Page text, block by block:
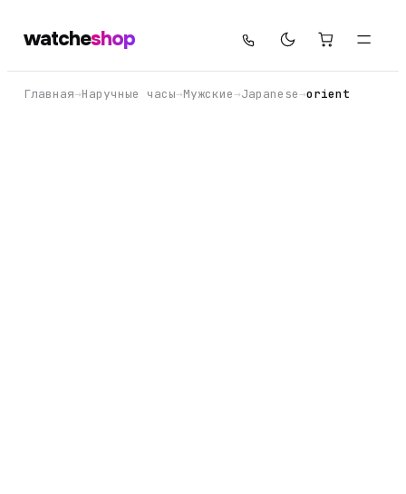
watcheshop
Главная→Наручные часы→Мужские→Japanese→orient